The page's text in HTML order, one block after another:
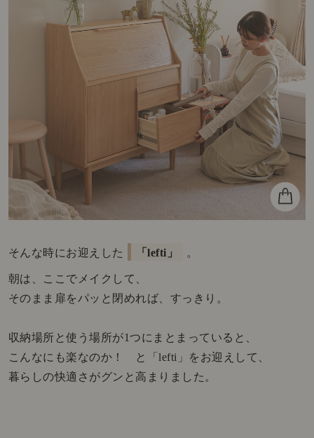
そんな時にお迎えした 「lefti」 。
朝は、ここでメイクして、
そのまま扉をパッと閉めれば、すっきり。
収納場所と使う場所が1つにまとまっていると、
こんなにも楽なのか！ と「lefti」をお迎えして、
暮らしの快適さがグンと高まりました。